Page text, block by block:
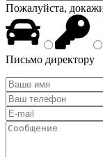
Пожалуйста,
Письмо директору